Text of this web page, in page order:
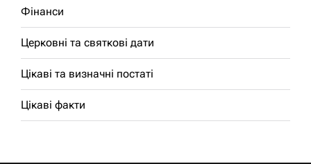
Фінанси
Церковні та святкові дати
Цікаві та визначні постаті
Цікаві факти